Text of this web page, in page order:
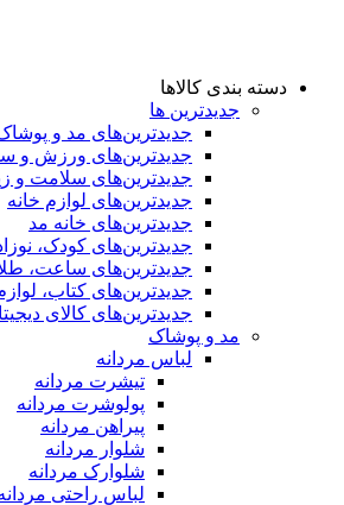
دسته بندی کالاها
جدیدترین ها
جدید‌ترین‌های مد و
جدید‌ترین‌های ورزش و
جدید‌ترین‌های سلامت و
جدید‌ترین‌های لوازم خانه
جدیدترین‌های خانه مد
جدید‌ترین‌های کودک،
جدید‌ترین‌های ساعت،
جدید‌ترین‌های کتاب،
جدید‌ترین‌های کالای
مد و پوشاک
لباس مردانه
تیشرت مردانه
پولوشرت مردانه
پیراهن مردانه
شلوار مردانه
شلوارک مردانه
لباس راحتی